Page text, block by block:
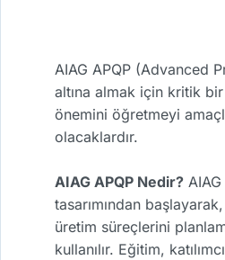
AIAG APQP (Advanced
altına almak için kritik bir
önemini öğretmeyi
olacaklardır.
AIAG APQP Nedir?
tasarımından
üretim süreçlerini
kullanılır. Eğitim,